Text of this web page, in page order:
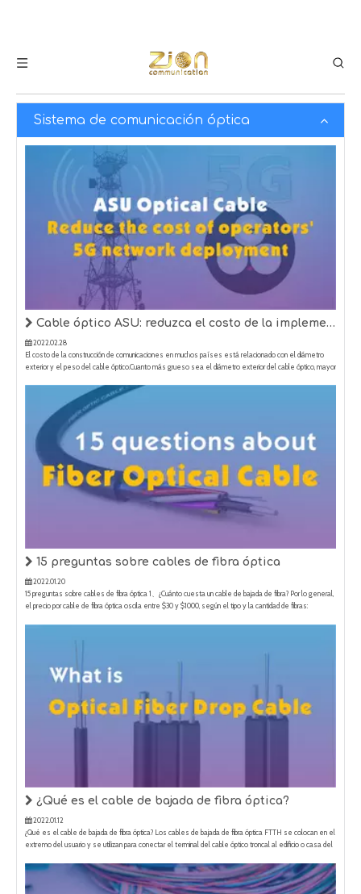
Sistema de comunicación óptica
Cable óptico ASU: reduzca el costo de la implementación de la red 5G de los operadores
El costo de la construcción de comunicaciones en muchos países está relacionado con el diámetro
exterior y el peso del cable óptico.Cuanto más grueso sea el diámetro exterior del cable óptico, mayor
que los operadores se quemen.
15 preguntas sobre cables de fibra óptica
15 preguntas sobre cables de fibra óptica 1、¿Cuánto cuesta un cable de bajada de fibra? Por lo general,
el precio por cable de fibra óptica oscila entre $30 y $1000, según el tipo y la cantidad de fibras:
estructural y otras fa
¿Qué es el cable de bajada de fibra óptica? Los cables de bajada de fibra óptica FTTH se colocan en el
extremo del usuario y se utilizan para conectar el terminal del cable óptico troncal al edificio o casa del
usuario.Se caracteriza por su pequeño tamaño, bajo número de fibras y un tramo de apoyo de unos 80
m.Es común para gastos generales